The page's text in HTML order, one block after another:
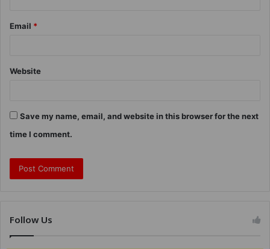
Email *
Website
Save my name, email, and website in this browser for the next
time I comment.
Follow Us